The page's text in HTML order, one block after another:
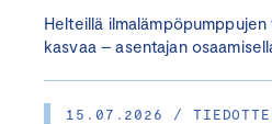
Helteillä ilmalämpöpumppujen
kasvaa – asentajan
15.07.2026 /